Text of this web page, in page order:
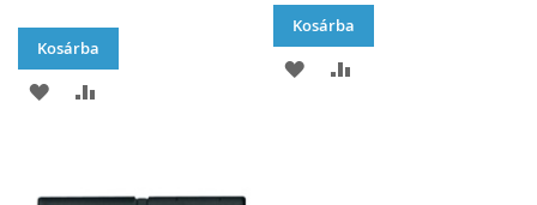
Kosárba
HOZZÁADÁS
Kosárba
HOZZÁADÁS